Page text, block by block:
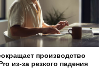
производство
из-за резкого падения